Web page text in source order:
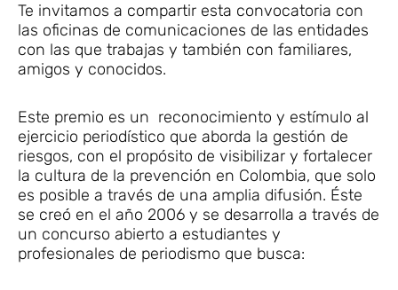
Te invitamos a compartir esta convocatoria con
las oficinas de comunicaciones de las entidades
con las que trabajas y también con familiares,
amigos y conocidos.
Este premio es un reconocimiento y estímulo al
ejercicio periodístico que aborda la gestión de
riesgos, con el propósito de visibilizar y fortalecer
la cultura de la prevención en Colombia, que solo
es posible a través de una amplia difusión. Éste
se creó en el año 2006 y se desarrolla a través de
un concurso abierto a estudiantes y
profesionales de periodismo que busca: